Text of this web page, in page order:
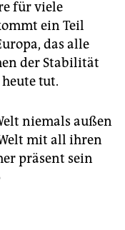
für viele
ein Teil
das alle
der Stabilität
tut.
niemals außen
mit all ihren
präsent sein